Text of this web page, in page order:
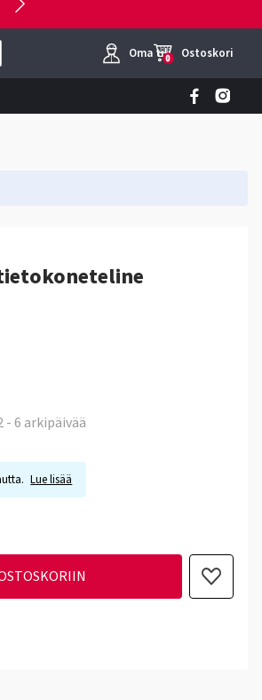
Oma tili
0 Ostoskori
- 6 arkipäivää
Lue lisää